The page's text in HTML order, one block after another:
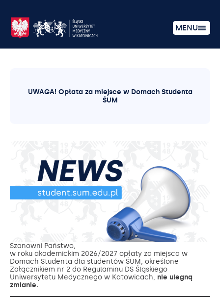
MENU
UWAGA! Opłata za miejsce w Domach Studenta
ŚUM
Szanowni Państwo,
w roku akademickim 2026/2027 opłaty za miejsca w
Domach Studenta dla studentów ŚUM, określone
Załącznikiem nr 2 do Regulaminu DS Śląskiego
Uniwersytetu Medycznego w Katowicach, nie ulegną
zmianie.